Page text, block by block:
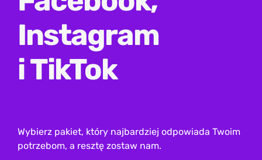
Instagram
i TikTok
Wybierz pakiet, który najbardziej odpowiada Twoim
potrzebom, a resztę zostaw nam.